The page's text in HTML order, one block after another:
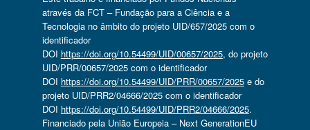
através da FCT – Fundação para a Ciência e a
Tecnologia no âmbito do projeto UID/657/2025 com o
identificador
DOI https://doi.org/10.54499/UID/00657/2025, do projeto
UID/PRR/00657/2025 com o identificador
DOI https://doi.org/10.54499/UID/PRR/00657/2025e do
projeto UID/PRR2/04666/2025 com o identificador
DOI https://doi.org/10.54499/UID/PRR2/04666/2025.
Financiado pela União Europeia – Next GenerationEU